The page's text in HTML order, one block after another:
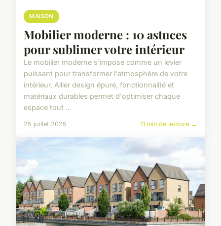
MAISON
Mobilier moderne : 10 astuces
pour sublimer votre intérieur
Le mobilier moderne s'impose comme un levier
puissant pour transformer l'atmosphère de votre
intérieur. Allier design épuré, fonctionnalité et
matériaux durables permet d'optimiser chaque
espace tout ...
25 juillet 2025 11 min de lecture →